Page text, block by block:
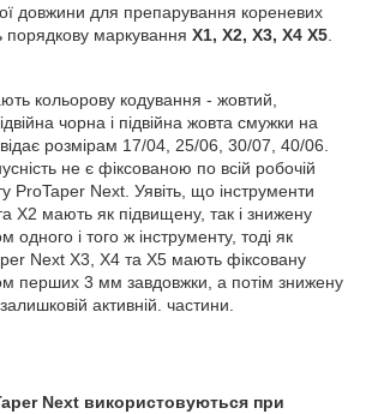
довжини для препарування кореневих
маркування X1, X2, X3, X4 X5
кольорову кодування - жовтий,
чорна і підвійна жовта смужки на
розмірам 17/04, 25/06, 30/07, 40/06.
не є фіксованою по всій робочій
ProTaper Next. Уявіть, що інструменти
X2 мають як підвищену, так і знижену
одного і того ж інструменту, тоді як
Next X3, X4 та X5 мають фіксовану
перших 3 мм завдовжки, а потім знижену
активній. частини.
Next використовуються при